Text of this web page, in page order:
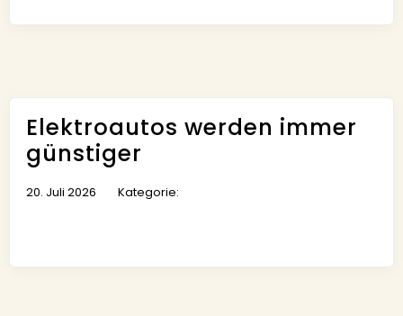
Elektroautos werden immer
günstiger
20. Juli 2026 Kategorie: